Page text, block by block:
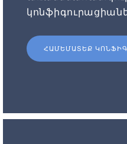
ՀԱՄԵՄԱՏԵՔ